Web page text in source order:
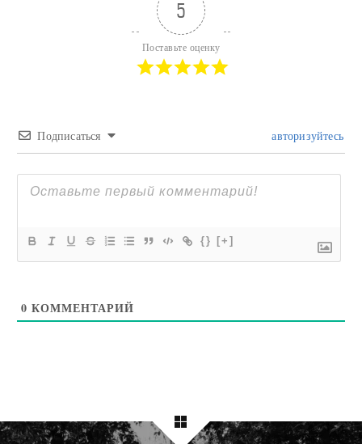
5
Поставьте оценку
Подписаться авторизуйтесь
{} [+]
0 КОММЕНТАРИЙ